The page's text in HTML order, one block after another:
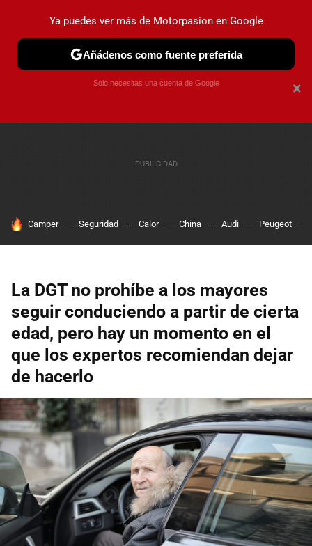
PRUEBAS F1
HOY SE HABLA DE
Camper Seguridad Calor China Audi Peugeot
La DGT no prohíbe a los mayores
seguir conduciendo a partir de cierta
edad, pero hay un momento en el
que los expertos recomiendan dejar
de hacerlo
×
Ya puedes ver más de Motorpasion en Google
Añádenos como fuente preferida
Solo necesitas una cuenta de Google